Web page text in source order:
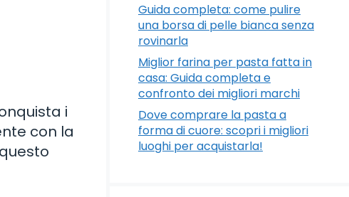
i
con la
Guida completa: come pulire
una borsa di pelle bianca senza
rovinarla
Miglior farina per pasta fatta in
casa: Guida completa e
confronto dei migliori marchi
Dove comprare la pasta a
forma di cuore: scopri i migliori
luoghi per acquistarla!